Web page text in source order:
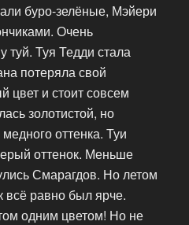
буро-зелёные, Мэйери
Очень
туй. Туя Тедди стала
потеряла свой
цвет и стоит совсем
золотистой, но
оттенка. Туи
оттенок. Меньше
Смарагдов. Но летом
всё равно был ярче.
одним цветом! Но не